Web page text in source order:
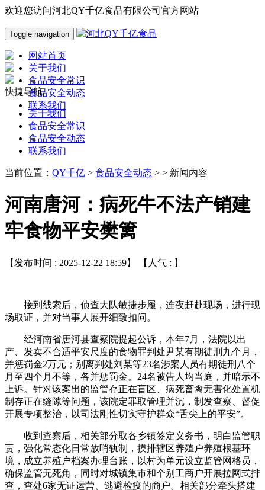
欢迎您访问河北QY千亿食品有限公司官方网站
Toggle navigation
网站首页
关于我们
食品安全常识
食品安全动态
联系我们
快捷导航
关于我们
食品安全常识
食品安全动态
联系我们
当前位置： QY千亿 > 食品安全动态 > > 新闻内容
河南唐河：病死牛不法产销建
牢食物平安樊篱
【发布时间 : 2025-12-22 18:59】 【人气 : 】
接到线索后，侦查大队敏捷步履，连夜赶赴现场，进行现
场取证，并对当事人展开细致扣问。
经河南省唐河县查察院提起公诉，本年7月，法院以出
产、发卖不合适平安尺度的食物罪判处尹某有期徒刑九个月，
并惩罚金2万元；别离判处刘某等23名涉案人员有期徒刑八个
月至四个月不等，各并惩罚金。24名被告人均当庭，并暗示不
上诉。针对该案出的监管存正在盲区、病死畜禽无害化处置机
制存正在缝隙等问题，该院定罪取管理并沉，制发查察、督促
开展专项整治，以司法刚性切实守护群众“舌尖上的平安”。
收到查察后，相关部分取各乡镇签定义务书，明白监管职
责，强化常态化日常放哨轨制，摸排辖区养殖户养殖根基环
境，成立养殖户档案办理台账，以村为单元设立监管网格员，
确保监管无死角，同时对城镇集市和个别工商户开展拉网式排
查，查处6家无证运营、逃避检疫的商户。相关部分牵头搭建